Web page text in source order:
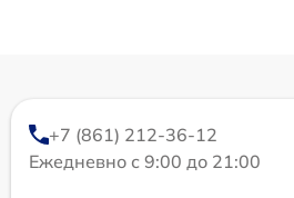
+7 (861) 212-36-12
Ежедневно с 9:00 до 21:00